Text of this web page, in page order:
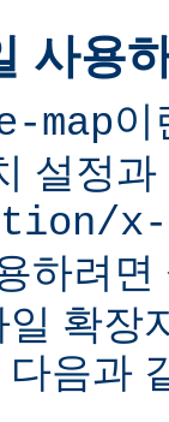
사용
map이
설정
x-
하려
확장
음과